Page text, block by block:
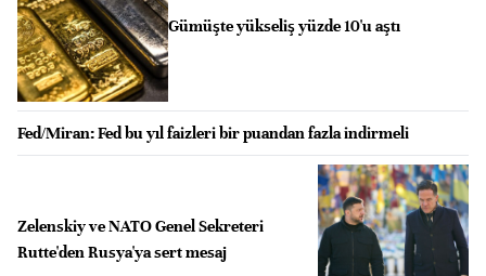
Gümüşte yükseliş yüzde 10'u aştı
Fed/Miran: Fed bu yıl faizleri bir puandan fazla indirmeli
Zelenskiy ve NATO Genel Sekreteri
Rutte'den Rusya'ya sert mesaj